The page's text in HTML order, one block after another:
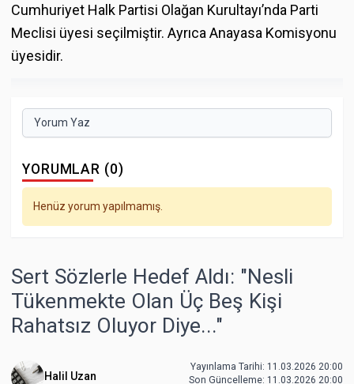
Cumhuriyet Halk Partisi Olağan Kurultayı’nda Parti
Meclisi üyesi seçilmiştir. Ayrıca Anayasa Komisyonu
üyesidir.
Yorum Yaz
YORUMLAR (0)
Henüz yorum yapılmamış.
Sert Sözlerle Hedef Aldı: "Nesli
Tükenmekte Olan Üç Beş Kişi
Rahatsız Oluyor Diye..."
Halil Uzan
Yayınlama Tarihi: 11.03.2026 20:00
Son Güncelleme: 11.03.2026 20:00